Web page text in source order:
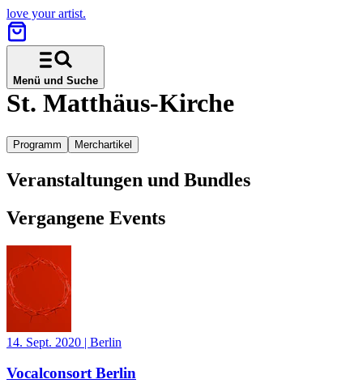
love your artist.
Menü und Suche
St. Matthäus-Kirche
Programm Merchartikel
Veranstaltungen und Bundles
Vergangene Events
14. Sept. 2020 | Berlin
Vocalconsort Berlin